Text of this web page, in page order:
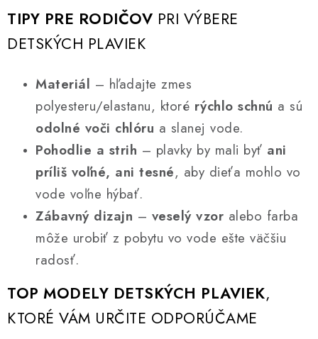
v
k
TIPY PRE RODIČOV PRI VÝBERE
DETSKÝCH PLAVIEK
Materiál – hľadajte zmes
polyesteru/elastanu, ktoré rýchlo schnú a sú
odolné voči chlóru a slanej vode.
Pohodlie a strih – plavky by mali byť ani
príliš voľné, ani tesné, aby dieťa mohlo vo
vode voľne hýbať.
Zábavný dizajn – veselý vzor alebo farba
môže urobiť z pobytu vo vode ešte väčšiu
radosť.
TOP MODELY DETSKÝCH PLAVIEK,
KTORÉ VÁM URČITE ODPORÚČAME